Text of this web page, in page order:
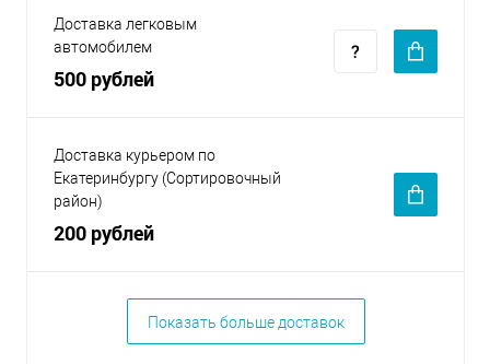
Доставка легковым
автомобилем
500 рублей
Доставка курьером по
Екатеринбургу (Сортировочный
район)
200 рублей
Показать больше доставок